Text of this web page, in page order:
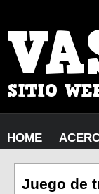
HOME
Juego de